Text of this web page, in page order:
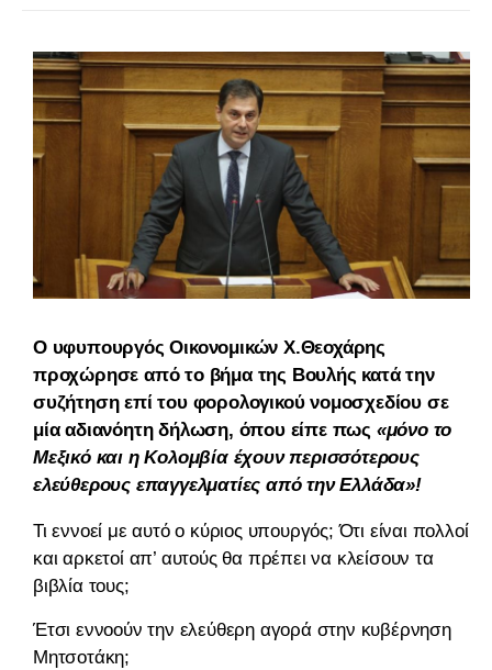
Ο υφυπουργός Οικονομικών Χ.Θεοχάρης
προχώρησε από το βήμα της Βουλής κατά την
συζήτηση επί του φορολογικού νομοσχεδίου σε
μία αδιανόητη δήλωση, όπου είπε πως «μόνο το
Μεξικό και η Κολομβία έχουν περισσότερους
ελεύθερους επαγγελματίες από την Ελλάδα»!
Τι εννοεί με αυτό ο κύριος υπουργός; Ότι είναι πολλοί
και αρκετοί απ’ αυτούς θα πρέπει να κλείσουν τα
βιβλία τους;
Έτσι εννοούν την ελεύθερη αγορά στην κυβέρνηση
Μητσοτάκη;